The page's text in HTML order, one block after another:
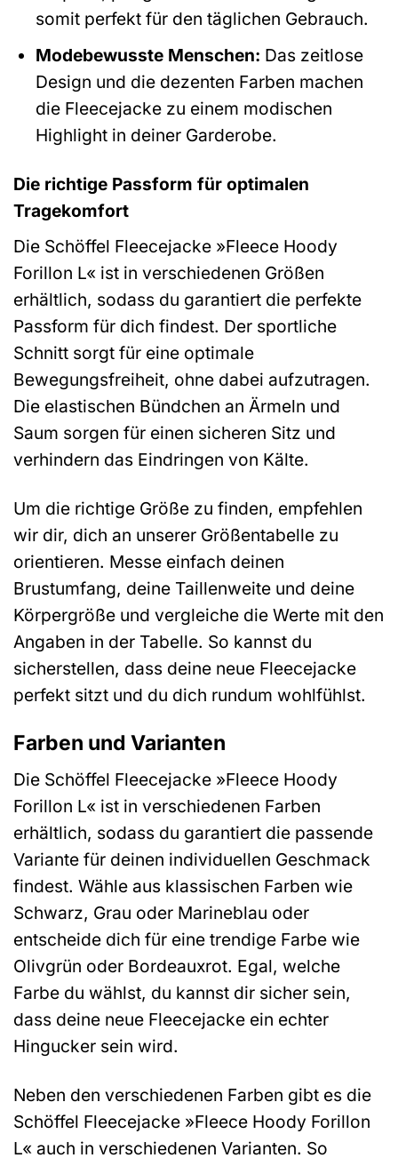
somit perfekt für den täglichen Gebrauch.
Modebewusste Menschen: Das zeitlose
Design und die dezenten Farben machen
die Fleecejacke zu einem modischen
Highlight in deiner Garderobe.
Die richtige Passform für optimalen
Tragekomfort
Die Schöffel Fleecejacke »Fleece Hoody
Forillon L« ist in verschiedenen Größen
erhältlich, sodass du garantiert die perfekte
Passform für dich findest. Der sportliche
Schnitt sorgt für eine optimale
Bewegungsfreiheit, ohne dabei aufzutragen.
Die elastischen Bündchen an Ärmeln und
Saum sorgen für einen sicheren Sitz und
verhindern das Eindringen von Kälte.
Um die richtige Größe zu finden, empfehlen
wir dir, dich an unserer Größentabelle zu
orientieren. Messe einfach deinen
Brustumfang, deine Taillenweite und deine
Körpergröße und vergleiche die Werte mit den
Angaben in der Tabelle. So kannst du
sicherstellen, dass deine neue Fleecejacke
perfekt sitzt und du dich rundum wohlfühlst.
Farben und Varianten
Die Schöffel Fleecejacke »Fleece Hoody
Forillon L« ist in verschiedenen Farben
erhältlich, sodass du garantiert die passende
Variante für deinen individuellen Geschmack
findest. Wähle aus klassischen Farben wie
Schwarz, Grau oder Marineblau oder
entscheide dich für eine trendige Farbe wie
Olivgrün oder Bordeauxrot. Egal, welche
Farbe du wählst, du kannst dir sicher sein,
dass deine neue Fleecejacke ein echter
Hingucker sein wird.
Neben den verschiedenen Farben gibt es die
Schöffel Fleecejacke »Fleece Hoody Forillon
L« auch in verschiedenen Varianten. So